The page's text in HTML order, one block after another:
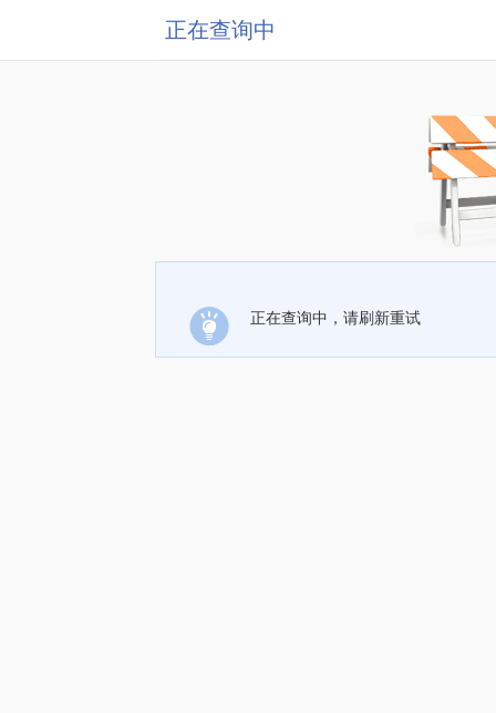
正在查询中
正在查询中，请刷新重试